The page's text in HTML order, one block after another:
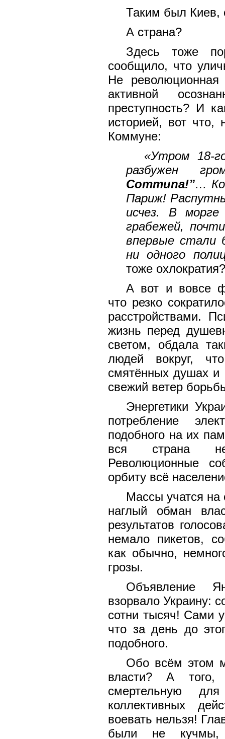
Таким был Киев,
А страна?
Здесь тоже
сообщило, что
Не
активной
преступность? И
историей, вот
Коммуне:
«Утром 18-
разбужен
Communa!”…
Париж!
исчез. В
грабежей,
впервые стали
ни одного
тоже охлократия?
А вот и вовсе
что резко
расстройствами.
жизнь перед
светом, обдала
людей вокруг,
смятённых душах и
свежий ветер
Энергетики
потребление
подобного на их
вся страна
Революционные
орбиту всё
Массы учатся
наглый обман
результатов
немало пикетов,
как обычно,
грозы.
Объявление
взорвало Украину:
сотни тысяч! Сами
что за день до
подобного.
Обо всём этом
власти? А того,
смертельную
коллективных
воевать нельзя!
были не кучмы,